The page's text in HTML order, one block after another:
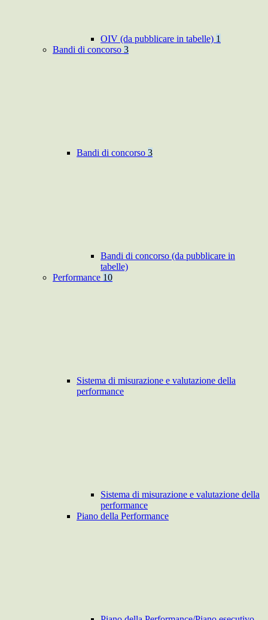
OIV (da pubblicare in tabelle) 1
Bandi di concorso 3
Bandi di concorso 3
Bandi di concorso (da pubblicare in
tabelle)
Performance 10
Sistema di misurazione e valutazione della
performance
Sistema di misurazione e valutazione della
performance
Piano della Performance